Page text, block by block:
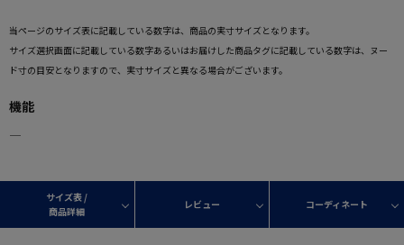
当ページのサイズ表に記載している数字は、商品の実寸サイズとなります。
サイズ選択画面に記載している数字あるいはお届けした商品タグに記載している数字は、ヌー
ド寸の目安となりますので、実寸サイズと異なる場合がございます。
機能
―
サイズ表 /
商品詳細
レビュー コーディネート